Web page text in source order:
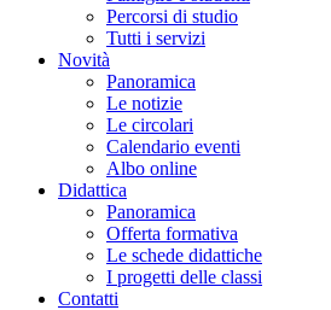
Percorsi di studio
Tutti i servizi
Novità
Panoramica
Le notizie
Le circolari
Calendario eventi
Albo online
Didattica
Panoramica
Offerta formativa
Le schede didattiche
I progetti delle classi
Contatti